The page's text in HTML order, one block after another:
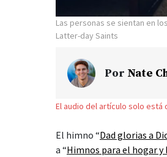
Las personas se sientan en
Latter-day Saints
Por Nate
El audio del artículo solo está
El himno “Dad glorias a
a “Himnos para el hogar y